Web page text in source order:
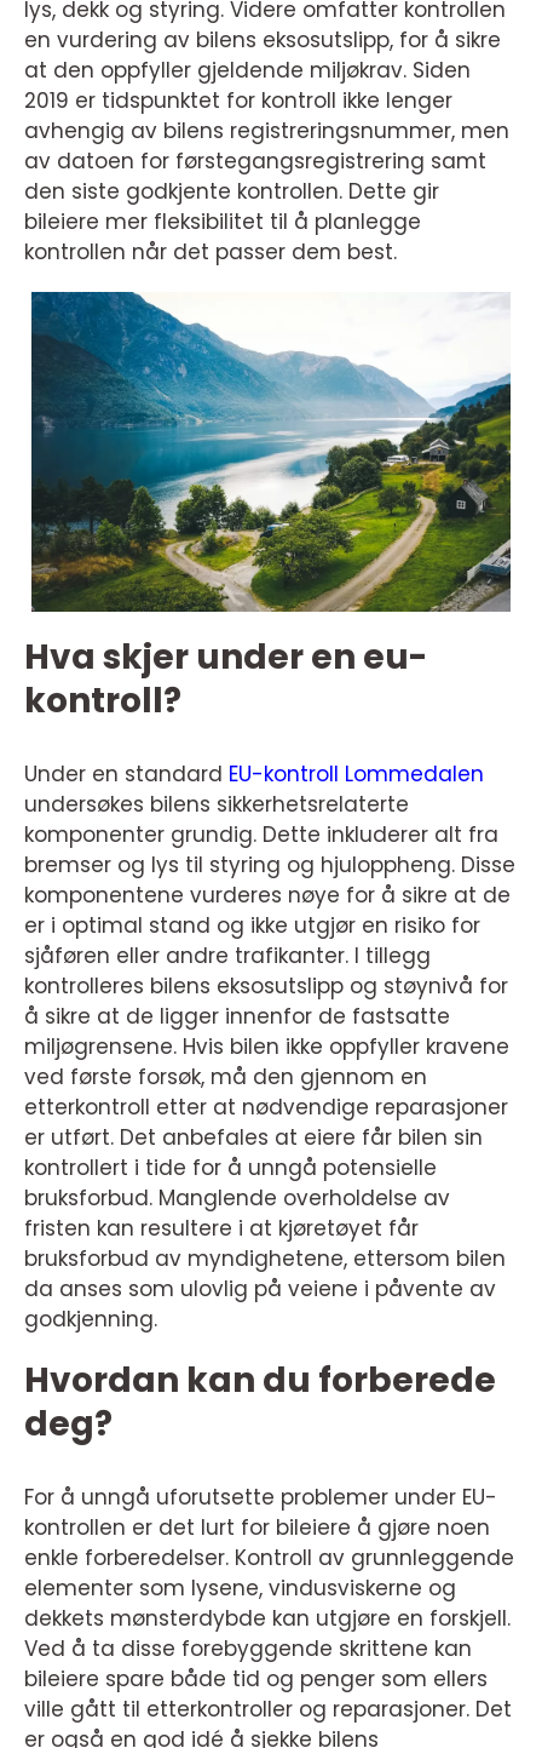
lys, dekk og styring. Videre omfatter kontrollen
en vurdering av bilens eksosutslipp, for å sikre
at den oppfyller gjeldende miljøkrav. Siden
2019 er tidspunktet for kontroll ikke lenger
avhengig av bilens registreringsnummer, men
av datoen for førstegangsregistrering samt
den siste godkjente kontrollen. Dette gir
bileiere mer fleksibilitet til å planlegge
kontrollen når det passer dem best.
Hva skjer under en eu-
kontroll?
Under en standard EU-kontroll Lommedalen
undersøkes bilens sikkerhetsrelaterte
komponenter grundig. Dette inkluderer alt fra
bremser og lys til styring og hjuloppheng. Disse
komponentene vurderes nøye for å sikre at de
er i optimal stand og ikke utgjør en risiko for
sjåføren eller andre trafikanter. I tillegg
kontrolleres bilens eksosutslipp og støynivå for
å sikre at de ligger innenfor de fastsatte
miljøgrensene. Hvis bilen ikke oppfyller kravene
ved første forsøk, må den gjennom en
etterkontroll etter at nødvendige reparasjoner
er utført. Det anbefales at eiere får bilen sin
kontrollert i tide for å unngå potensielle
bruksforbud. Manglende overholdelse av
fristen kan resultere i at kjøretøyet får
bruksforbud av myndighetene, ettersom bilen
da anses som ulovlig på veiene i påvente av
godkjenning.
Hvordan kan du forberede
deg?
For å unngå uforutsette problemer under EU-
kontrollen er det lurt for bileiere å gjøre noen
enkle forberedelser. Kontroll av grunnleggende
elementer som lysene, vindusviskerne og
dekkets mønsterdybde kan utgjøre en forskjell.
Ved å ta disse forebyggende skrittene kan
bileiere spare både tid og penger som ellers
ville gått til etterkontroller og reparasjoner. Det
er også en god idé å sjekke bilens